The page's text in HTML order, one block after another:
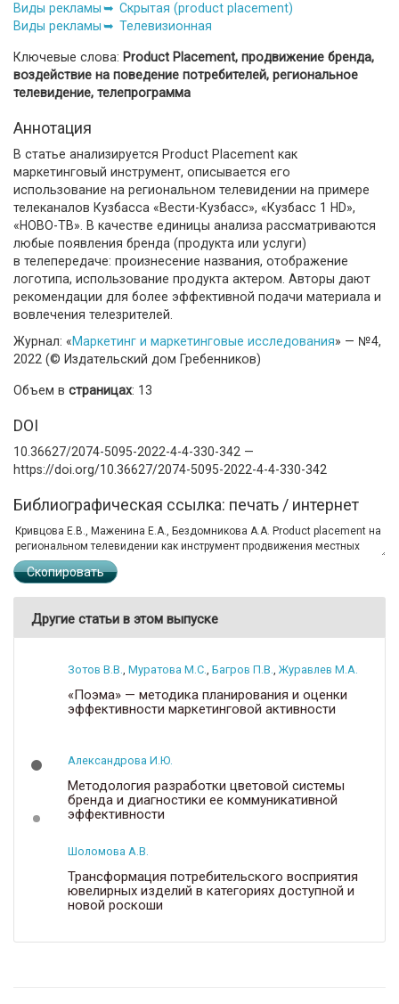
Виды рекламы
Скрытая (product placement)
Виды рекламы
Телевизионная
Ключевые слова: Product Placement, продвижение бренда,
воздействие на поведение потребителей, региональное
телевидение, телепрограмма
Аннотация
В статье анализируется Product Placement как
маркетинговый инструмент, описывается его
использование на региональном телевидении на примере
телеканалов Кузбасса «Вести-Кузбасс», «Кузбасс 1 HD»,
«НОВО-ТВ». В качестве единицы анализа рассматриваются
любые появления бренда (продукта или услуги)
в телепередаче: произнесение названия, отображение
логотипа, использование продукта актером. Авторы дают
рекомендации для более эффективной подачи материала и
вовлечения телезрителей.
Журнал: «Маркетинг и маркетинговые исследования» — №4,
2022 (© Издательский дом Гребенников)
Объем в страницах: 13
DOI
10.36627/2074-5095-2022-4-4-330-342 —
https://doi.org/10.36627/2074-5095-2022-4-4-330-342
Библиографическая ссылка: печать / интернет
Скопировать
Другие статьи в этом выпуске
Зотов В.В. Муратова М.С. Багров П.В. Журавлев М.А.
«Поэма» — методика планирования и оценки
эффективности маркетинговой активности
Александрова И.Ю.
Методология разработки цветовой системы
бренда и диагностики ее коммуникативной
эффективности
Шоломова А.В.
Трансформация потребительского восприятия
ювелирных изделий в категориях доступной и
новой роскоши